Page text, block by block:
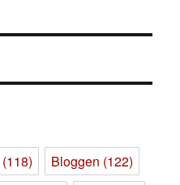
(118) Bloggen (122)